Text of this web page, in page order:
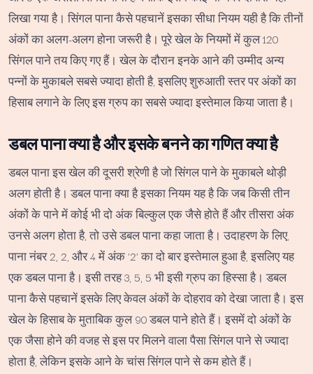
लिखा गया है। सिंगल पाना कैसे पहचानें इसका सीधा नियम यही है कि तीनों
अंकों का अलग-अलग होना जरूरी है। पूरे खेल के नियमों में कुल 120
सिंगल पाने तय किए गए हैं। खेल के दौरान इनके आने की उम्मीद अन्य
पन्नों के मुकाबले सबसे ज्यादा होती है, इसलिए शुरुआती स्तर पर अंकों का
हिसाब लगाने के लिए इस ग्रुप का सबसे ज्यादा इस्तेमाल किया जाता है।
डबल पाना क्या है और इसके बनने का गणित क्या है
डबल पाना इस खेल की दूसरी श्रेणी है जो सिंगल पाने के मुकाबले थोड़ी
अलग होती है। डबल पाना क्या है इसका नियम यह है कि जब किसी तीन
अंकों के पाने में कोई भी दो अंक बिल्कुल एक जैसे होते हैं और तीसरा अंक
उनसे अलग होता है, तो उसे डबल पाना कहा जाता है। उदाहरण के लिए,
पाना नंबर 2, 2, और 4 में अंक '2' का दो बार इस्तेमाल हुआ है, इसलिए यह
एक डबल पाना है। इसी तरह 3, 5, 5 भी इसी ग्रुप का हिस्सा है। डबल
पाना कैसे पहचानें इसके लिए केवल अंकों के दोहराव को देखा जाता है। इस
खेल के हिसाब के मुताबिक कुल 90 डबल पाने होते हैं। इसमें दो अंकों के
एक जैसा होने की वजह से इस पर मिलने वाला पैसा सिंगल पाने से ज्यादा
होता है, लेकिन इसके आने के चांस सिंगल पाने से कम होते हैं।